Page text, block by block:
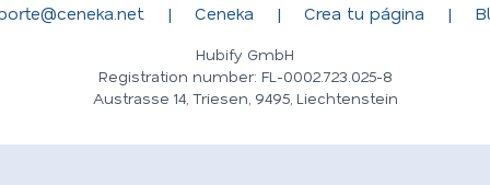
| Ceneka | Crea tu página |
Hubify GmbH
Registration number: FL-0002.723.025-8
Austrasse 14, Triesen, 9495, Liechtenstein